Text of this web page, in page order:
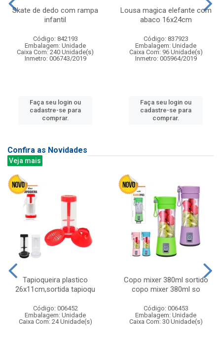
Skate de dedo com rampa
infantil
Código: 842193
Embalagem: Unidade
Caixa Com: 240 Unidade(s)
Inmetro: 006743/2019
Faça seu login ou
cadastre-se para
comprar.
Lousa magica elefante com
abaco 16x24cm
Código: 837923
Embalagem: Unidade
Caixa Com: 96 Unidade(s)
Inmetro: 005964/2019
Faça seu login ou
cadastre-se para
comprar.
Confira as Novidades
Veja mais
Tapioqueira plastico
26x11cm,sortida tapioqu
Código: 006452
Embalagem: Unidade
Caixa Com: 24 Unidade(s)
Copo mixer 380ml sortido
copo mixer 380ml so
Código: 006453
Embalagem: Unidade
Caixa Com: 30 Unidade(s)